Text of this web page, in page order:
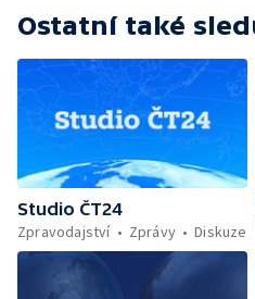
Ostatní také
Studio ČT24
Zpravodajství
Zprávy Diskuze